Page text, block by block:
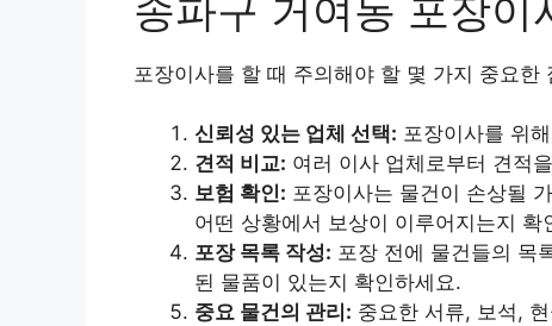
송파구 거여동 포장이
포장이사를 할 때 주의해야 할 몇 가지 중요
신뢰성 있는 업체 선택: 포장이사를 위
견적 비교: 여러 이사 업체로부터 견적
보험 확인: 포장이사는 물건이 손상될
어떤 상황에서 보상이 이루어지는지 확
포장 목록 작성: 포장 전에 물건들의 목
된 물품이 있는지 확인하세요.
중요 물건의 관리: 중요한 서류, 보석,